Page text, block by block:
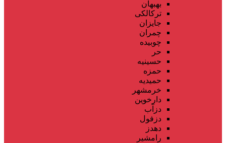
بهبهان
ترکالکی
جایزان
چمران
چوبیده
حر
حسینیه
حمزه
حمیدیه
خرمشهر
دارخوین
دزآب
دزفول
دهدز
رامشیر